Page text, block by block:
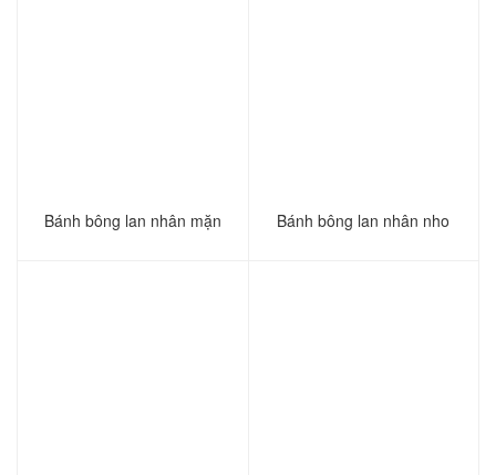
Bánh bông lan nhân mặn Bánh bông lan nhân nho